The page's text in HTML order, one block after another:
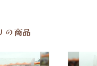
の商品